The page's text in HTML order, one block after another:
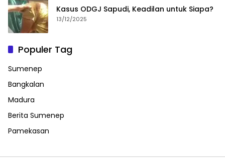
Kasus ODGJ Sapudi, Keadilan untuk Siapa?
13/12/2025
Populer Tag
Sumenep
Bangkalan
Madura
Berita Sumenep
Pamekasan